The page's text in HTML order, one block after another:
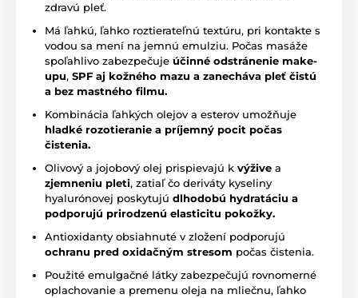
zdravú pleť.
Má ľahkú, ľahko roztierateľnú textúru, pri kontakte s
vodou sa mení na jemnú emulziu. Počas masáže
spoľahlivo zabezpečuje účinné odstránenie make-
upu, SPF aj kožného mazu a zanecháva pleť čistú
a bez mastného filmu.
Kombinácia ľahkých olejov a esterov umožňuje
hladké rozotieranie a príjemný pocit počas
čistenia.
Olivový a jojobový olej prispievajú k výžive a
zjemneniu pleti, zatiaľ čo deriváty kyseliny
hyalurónovej poskytujú dlhodobú hydratáciu a
podporujú prirodzenú elasticitu pokožky.
Antioxidanty obsiahnuté v zložení podporujú
ochranu pred oxidačným stresom počas čistenia.
Použité emulgačné látky zabezpečujú rovnomerné
oplachovanie a premenu oleja na mliečnu, ľahko